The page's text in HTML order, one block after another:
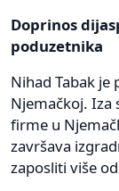
Doprinos
poduzetnika
Nihad Tabak
Njemačkoj. Iza
firme u
završava
zaposliti više